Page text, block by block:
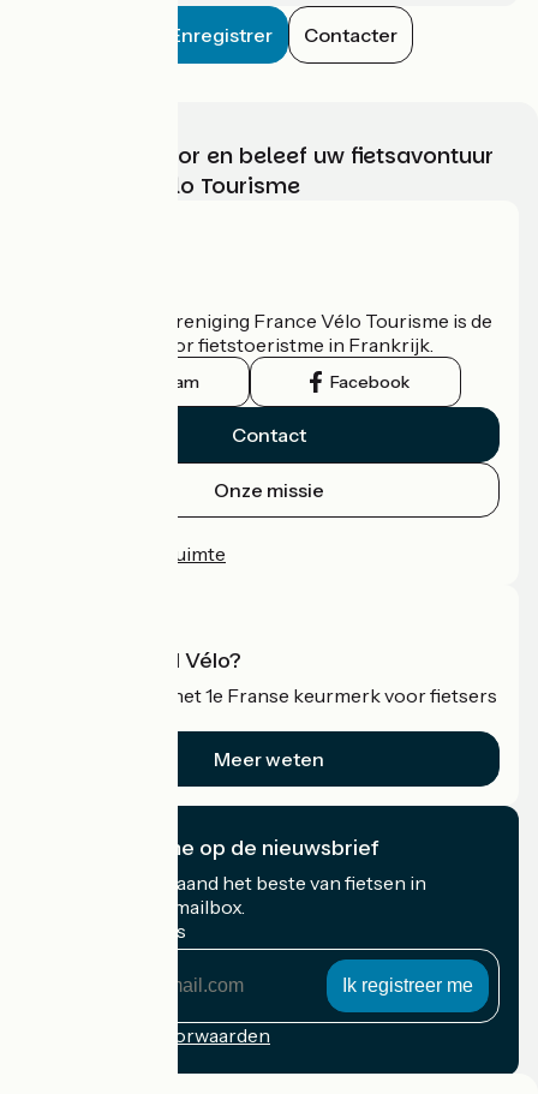
Enregistrer Contacter
Kies, bereid voor en beleef uw fietsavontuur
met France Vélo Tourisme
De nationale vereniging France Vélo Tourisme is de
officiële gids voor fietstoeristme in Frankrijk.
Instagram Facebook
Contact
Onze missie
Professionele ruimte
Wat is Accueil Vélo?
Accueil Vélo is het 1e Franse keurmerk voor fietsers
Meer weten
Ik abonneer me op de nieuwsbrief
Ontvang elke maand het beste van fietsen in
Frankrijk in uw mailbox.
Mijn e-mailadres
Inschrijvingsvoorwaarden